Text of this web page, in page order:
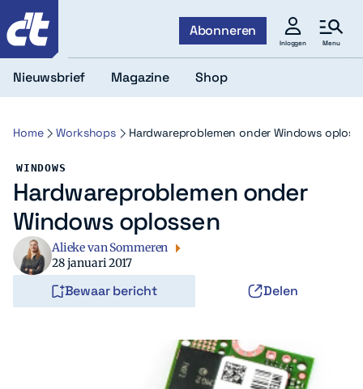
Abonneren
Inloggen Menu
Nieuwsbrief Magazine Shop
Home Workshops Hardwareproblemen onder Windows
WINDOWS
Hardwareproblemen onder
Windows oplossen
Alieke van Sommeren
28 januari 2017
Bewaar bericht Delen